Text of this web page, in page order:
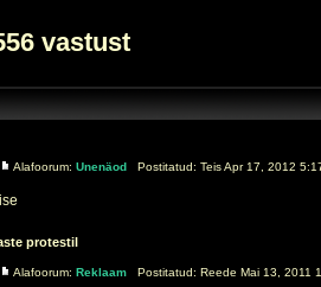
vastust
Alafoorum: Unenäod Postitatud: Teis Apr 17, 2012
ise
protestil
Alafoorum: Reklaam Postitatud: Reede Mai 13, 2011